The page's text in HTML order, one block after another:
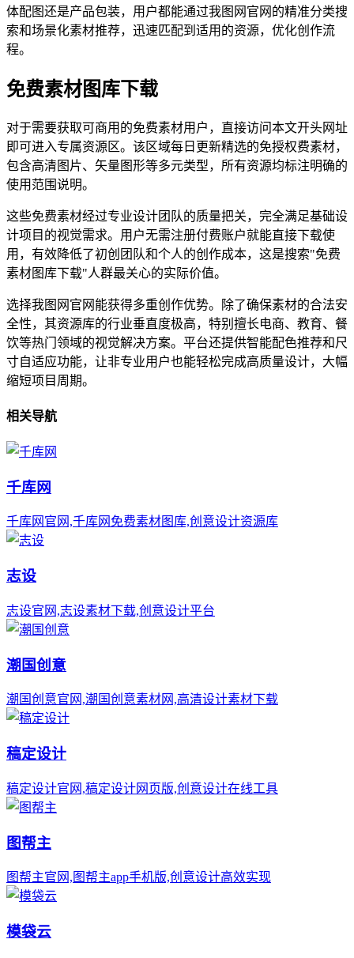
体配图还是产品包装，用户都能通过我图网官网的精准分类搜
索和场景化素材推荐，迅速匹配到适用的资源，优化创作流
程。
免费素材图库下载
对于需要获取可商用的免费素材用户，直接访问本文开头网址
即可进入专属资源区。该区域每日更新精选的免授权费素材，
包含高清图片、矢量图形等多元类型，所有资源均标注明确的
使用范围说明。
这些免费素材经过专业设计团队的质量把关，完全满足基础设
计项目的视觉需求。用户无需注册付费账户就能直接下载使
用，有效降低了初创团队和个人的创作成本，这是搜索"免费
素材图库下载"人群最关心的实际价值。
选择我图网官网能获得多重创作优势。除了确保素材的合法安
全性，其资源库的行业垂直度极高，特别擅长电商、教育、餐
饮等热门领域的视觉解决方案。平台还提供智能配色推荐和尺
寸自适应功能，让非专业用户也能轻松完成高质量设计，大幅
缩短项目周期。
相关导航
千库网
千库网官网,千库网免费素材图库,创意设计资源库
志设
志设官网,志设素材下载,创意设计平台
潮国创意
潮国创意官网,潮国创意素材网,高清设计素材下载
稿定设计
稿定设计官网,稿定设计网页版,创意设计在线工具
图帮主
图帮主官网,图帮主app手机版,创意设计高效实现
模袋云